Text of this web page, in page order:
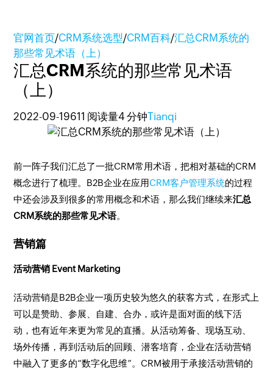
官网首页/CRM系统选型/CRM百科/汇总CRM系统的
那些常见术语（上）
汇总CRM系统的那些常见术语
（上）
2022-09-19611 阅读量4 分钟Tianqi
前一阵子我们汇总了一批CRM常用术语，把相对基础的CRM
概念进行了梳理。B2B企业在应用CRM客户管理系统的过程
中还会涉及到很多的常用概念和术语，那么我们继续来汇总
CRM系统的那些常见术语。
营销篇
活动营销 Event Marketing
活动营销是B2B企业一项历史较为悠久的获客方式，在形式上
可以是赞助、参展、自建、合办，或许是面对面的线下活
动，也有近年来更为常见的直播。从活动筹备、现场互动、
场外传播，再到活动后的回顾、潜客培育，企业在活动营销
中融入了更多的“数字化思维”。CRM被用于承接活动营销的